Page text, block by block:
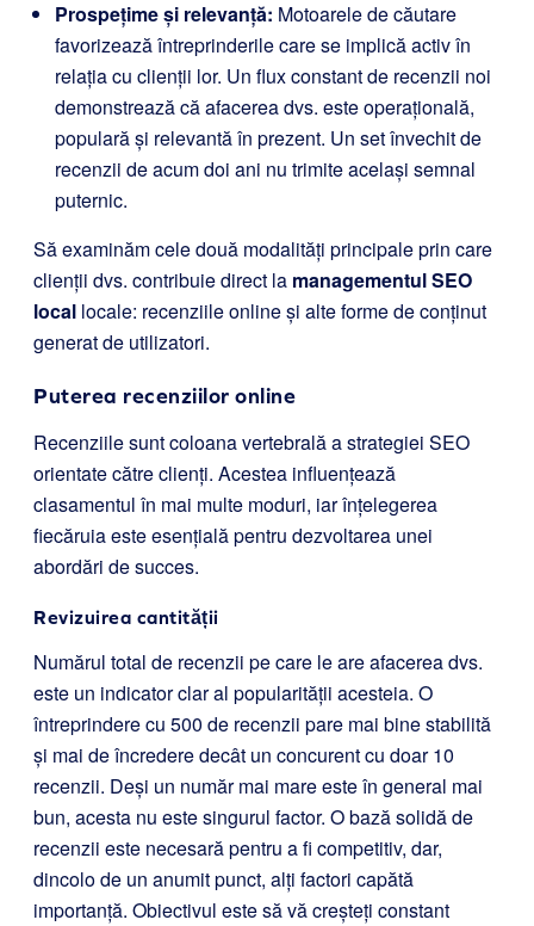
Prospețime și relevanță: Motoarele de căutare
favorizează întreprinderile care se implică activ în
relația cu clienții lor. Un flux constant de recenzii noi
demonstrează că afacerea dvs. este operațională,
populară și relevantă în prezent. Un set învechit de
recenzii de acum doi ani nu trimite același semnal
puternic.
Să examinăm cele două modalități principale prin care
clienții dvs. contribuie direct la managementul SEO
local locale: recenziile online și alte forme de conținut
generat de utilizatori.
Puterea recenziilor online
Recenziile sunt coloana vertebrală a strategiei SEO
orientate către clienți. Acestea influențează
clasamentul în mai multe moduri, iar înțelegerea
fiecăruia este esențială pentru dezvoltarea unei
abordări de succes.
Revizuirea cantității
Numărul total de recenzii pe care le are afacerea dvs.
este un indicator clar al popularității acesteia. O
întreprindere cu 500 de recenzii pare mai bine stabilită
și mai de încredere decât un concurent cu doar 10
recenzii. Deși un număr mai mare este în general mai
bun, acesta nu este singurul factor. O bază solidă de
recenzii este necesară pentru a fi competitiv, dar,
dincolo de un anumit punct, alți factori capătă
importanță. Obiectivul este să vă creșteți constant